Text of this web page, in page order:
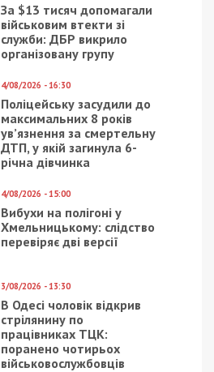
За $13 тисяч допомагали
військовим втекти зі
служби: ДБР викрило
організовану групу
4/08/2026 - 16:30
Поліцейську засудили до
максимальних 8 років
ув’язнення за смертельну
ДТП, у якій загинула 6-
річна дівчинка
4/08/2026 - 15:00
Вибухи на полігоні у
Хмельницькому: слідство
перевіряє дві версії
3/08/2026 - 13:30
В Одесі чоловік відкрив
стрілянину по
працівниках ТЦК:
поранено чотирьох
військовослужбовців